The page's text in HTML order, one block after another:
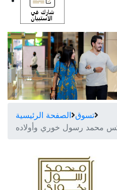
الصفحة الرئيسية تسوق
محمد رسول خوري وأولاده